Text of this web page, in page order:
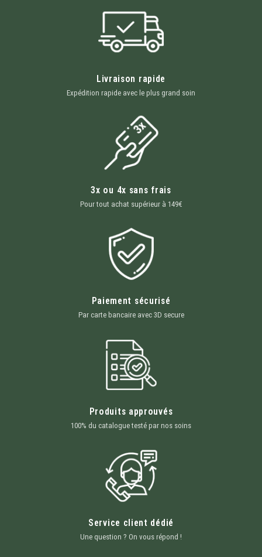
Livraison rapide
Expédition rapide avec le plus grand soin
3x ou 4x sans frais
Pour tout achat supérieur à 149€
Paiement sécurisé
Par carte bancaire avec 3D secure
Produits approuvés
100% du catalogue testé par nos soins
Service client dédié
Une question ? On vous répond !